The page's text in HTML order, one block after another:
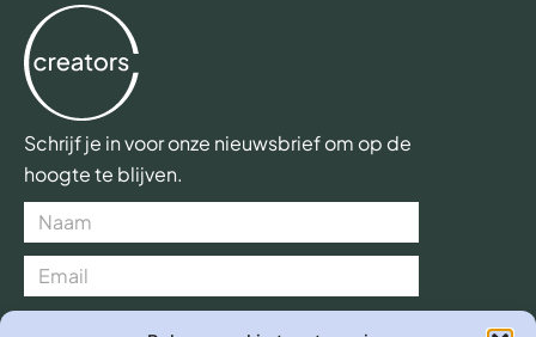
Schrijf je in voor onze nieuwsbrief om op de
hoogte te blijven.